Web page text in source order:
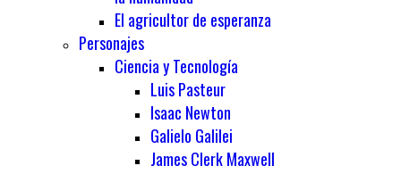
El agricultor de esperanza
Personajes
Ciencia y Tecnología
Luis Pasteur
Isaac Newton
Galielo Galilei
James Clerk Maxwell